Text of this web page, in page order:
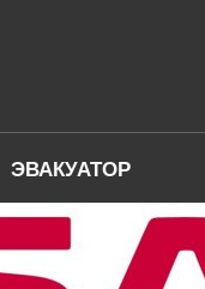
ЭВАКУАТОР